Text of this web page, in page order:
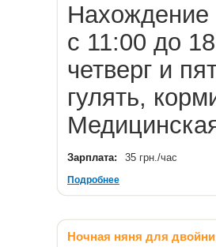
Нахождение
с 11:00 до
четверг и
гулять,
Зарплата: 35 грн./час
Подробнее
Ночная няня для двойни